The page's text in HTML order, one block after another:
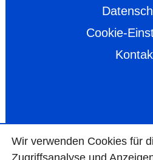
Cookie-
Wir ver­wen­den Cookies für
Zugriffs­ana­lyse und